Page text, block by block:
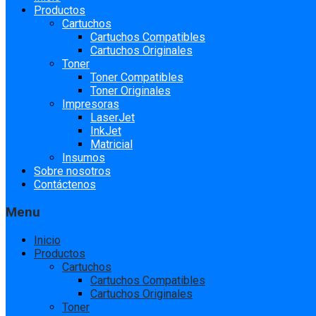
Productos
Cartuchos
Cartuchos Compatibles
Cartuchos Originales
Toner
Toner Compatibles
Toner Originales
Impresoras
LaserJet
InkJet
Matricial
Insumos
Sobre nosotros
Contáctenos
Menu
Inicio
Productos
Cartuchos
Cartuchos Compatibles
Cartuchos Originales
Toner